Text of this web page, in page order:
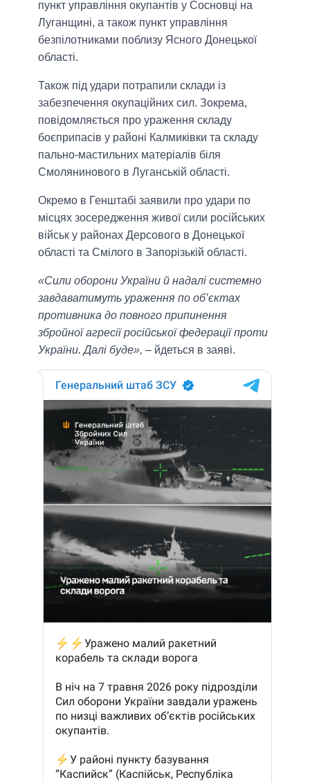
пункт управління окупантів у Сосновці на
Луганщині, а також пункт управління
безпілотниками поблизу Ясного Донецької
області.
Також під удари потрапили склади із
забезпечення окупаційних сил. Зокрема,
повідомляється про ураження складу
боєприпасів у районі Калмиківки та складу
пально-мастильних матеріалів біля
Смолянинового в Луганській області.
Окремо в Генштабі заявили про удари по
місцях зосередження живої сили російських
військ у районах Дерсового в Донецької
області та Смілого в Запорізькій області.
«Сили оборони України й надалі системно
завдаватимуть ураження по об’єктах
противника до повного припинення
збройної агресії російської федерації проти
України. Далі буде», – йдеться в заяві.